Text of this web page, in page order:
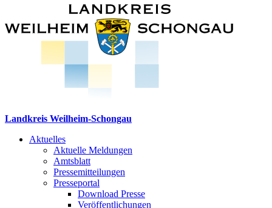
Landkreis Weilheim-Schongau
Aktuelles
Aktuelle Meldungen
Amtsblatt
Pressemitteilungen
Presseportal
Download Presse
Veröffentlichungen